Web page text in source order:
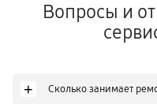
Вопросы и
+ Сколько занимает